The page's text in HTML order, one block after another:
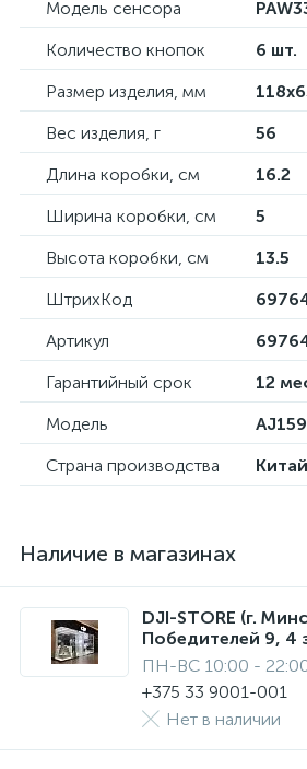
Модель сенсора
Количество кнопок
6 шт.
Размер изделия, мм
Вес изделия, г
56
Длина коробки, см
16.2
Ширина коробки, см
5
Высота коробки, см
13.5
ШтрихКод
Артикул
Гарантийный срок
12
Модель
Страна производства
Китай
Наличие в магазинах
DJI-STORE (г.
Победителей 9, 4
ПН-ВС 10:00 -
+375 33 9001-001
Нет в наличии